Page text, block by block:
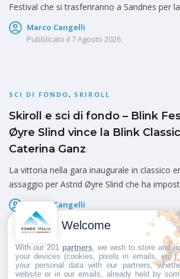
Festival che si trasferiranno a Sandnes per la
Marco Cangelli
Pubblicato il 7 Agosto 2026
SCI DI FONDO, SKIROLL
Skiroll e sci di fondo – Blink
Øyre Slind vince la Blink
Caterina Ganz
La vittoria nella gara inaugurale in classico
assaggio per Astrid Øyre Slind che ha
Marco Cangelli
Pubblicato il
Welcome
With our 201 partners , we wish to store and
your devices (cookies, pixels in emails,
your personal data with our partners,
website or in our emails, already held by